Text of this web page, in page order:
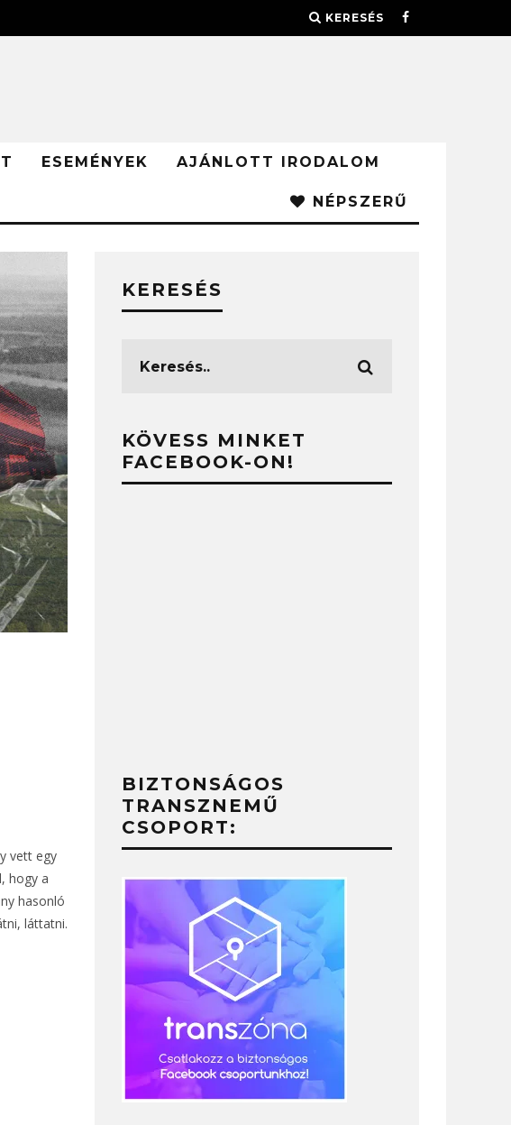
KERESÉS
ESEMÉNYEK AJÁNLOTT IRODALOM
NÉPSZERŰ
vett egy
hogy a
hasonló
láttatni.
KERESÉS
KÖVESS MINKET
FACEBOOK-ON!
BIZTONSÁGOS
TRANSZNEMŰ
CSOPORT: